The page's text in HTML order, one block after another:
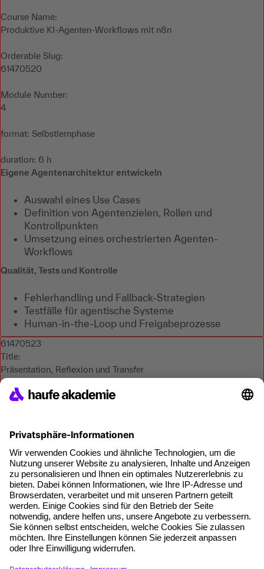
Course Name:
Produktive KI-Agenten-Workflows mit n8n
Orderable Slug:
61470520
Module Number:
4
format: Selbstlernphase
duration: 6 h
Eigene Agentenarchitektur entwickeln
Auswahl eines Use Cases
Definition von Agentenzielen, Rollen und
Kontrollpunkten
Umsetzung eines orchestrierten Agenten-
Workflows
Qualität, Tests und Kontrolle
Fehlerhandling und Fallback-Strategien
Testfälle für agentische Systeme
Human-in-the-Loop und Freigabeprozesse
61470523
Title:
Präsentation, Reflexion und Transfer
Slug:
Course Name:
Produktive KI-Agenten-Workflows mit n8n
Orderable Slug:
61470520
Module Number:
format: Webinar